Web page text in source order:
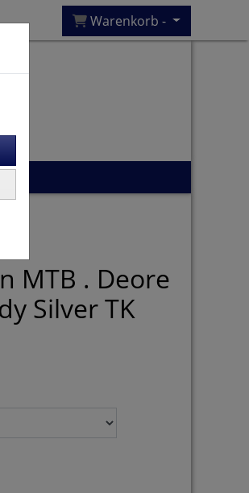
Warenkorb -
MTB . Deore
Silver TK